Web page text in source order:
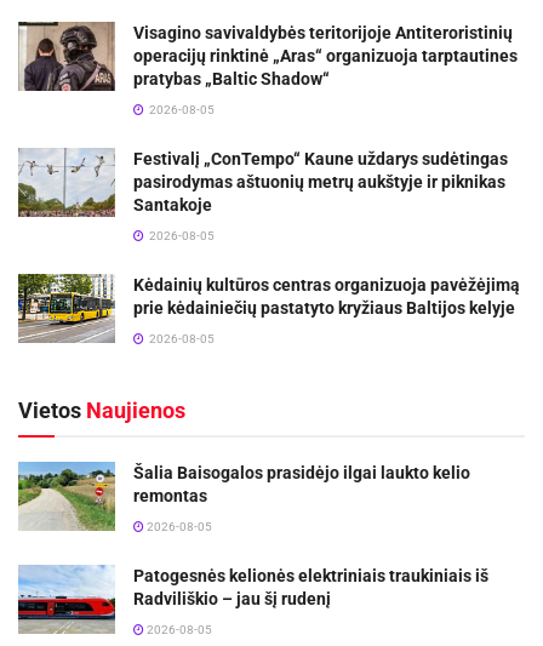
Visagino savivaldybės teritorijoje Antiteroristinių
operacijų rinktinė „Aras“ organizuoja tarptautines
pratybas „Baltic Shadow“
2026-08-05
Festivalį „ConTempo“ Kaune uždarys sudėtingas
pasirodymas aštuonių metrų aukštyje ir piknikas
Santakoje
2026-08-05
Kėdainių kultūros centras organizuoja pavėžėjimą
prie kėdainiečių pastatyto kryžiaus Baltijos kelyje
2026-08-05
Vietos Naujienos
Šalia Baisogalos prasidėjo ilgai laukto kelio
remontas
2026-08-05
Patogesnės kelionės elektriniais traukiniais iš
Radviliškio – jau šį rudenį
2026-08-05